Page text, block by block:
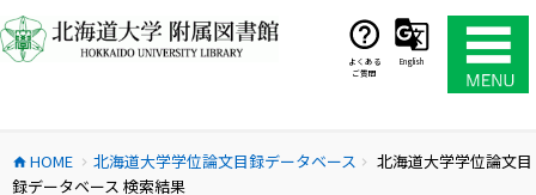
ン
テ
ス
キ
よくある
ご質問
English
home HOME chevron_right 北海道大学学位論文目録データベース chevron_right
北海道大学学位論文目
録データベース 検索結果